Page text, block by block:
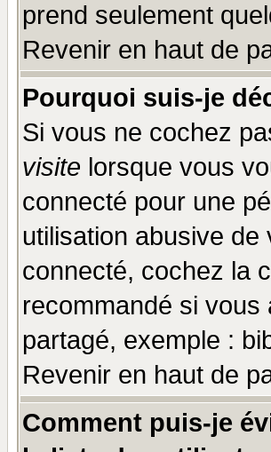
prend seulement
Revenir en haut de
Pourquoi suis-je
Si vous ne cochez
visite lorsque vous
connecté pour une
utilisation abusive
connecté, cochez la
recommandé si
partagé, exemple :
Revenir en haut de
Comment puis-je